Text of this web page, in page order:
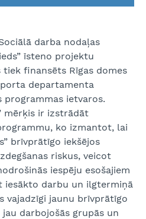
darba nodaļas
īsteno projektu
tiek finansēts Rīgas domes
departamenta
programmas ietvaros.
mērķis ir izstrādāt
ko izmantot, lai
brīvprātīgo iekšējos
riskus, veicot
iespēju esošajiem
iesākto darbu un ilgtermiņā
vajadzīgi jaunu brīvprātīgo
darbojošās grupās un